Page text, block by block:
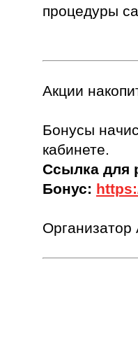
процедуры
Акции
Бонусы
кабинете.
Ссылка для
Бонус: